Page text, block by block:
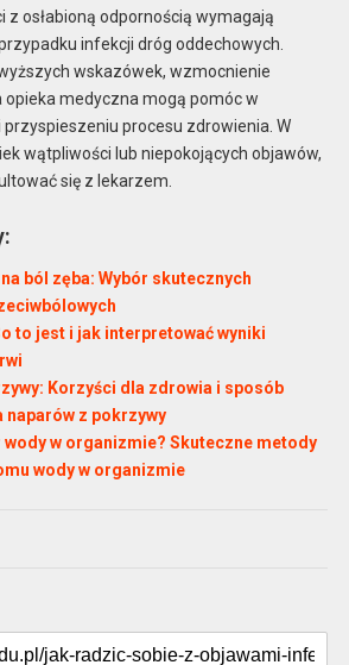
z osłabioną odpornością wymagają
infekcji dróg oddechowych.
wskazówek, wzmocnienie
opieka medyczna mogą pomóc w
przyspieszeniu procesu zdrowienia. W
wątpliwości lub niepokojących objawów,
się z lekarzem.
ból zęba: Wybór skutecznych
to jest i jak interpretować wyniki
Korzyści dla zdrowia i sposób
naparów z pokrzywy
wody w organizmie? Skuteczne metody
wody w organizmie